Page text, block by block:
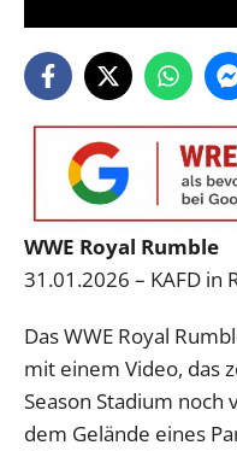
WWE Royal Rumble
31.01.2026 – KAFD in
Das WWE Royal
mit einem Video, das
Season Stadium
dem Gelände eines